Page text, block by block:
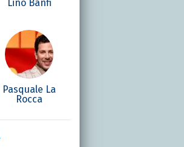
Lino Banfi
Pasquale La
Rocca